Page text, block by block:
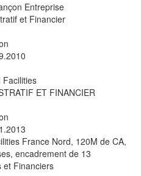
Entreprise
et Financier
Facilities
ET FINANCIER
France Nord, 120M de CA,
encadrement de 13
et Financiers